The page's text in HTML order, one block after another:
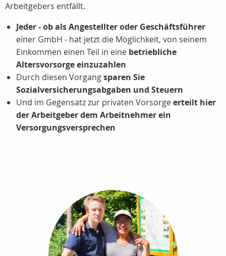
Arbeitgebers entfällt.
Jeder - ob als Angestellter oder Geschäftsführer
einer GmbH - hat jetzt die Möglichkeit, von seinem
Einkommen einen Teil in eine betriebliche
Altersvorsorge einzuzahlen
Durch diesen Vorgangsparen Sie
Sozialversicherungsabgaben und Steuern
Und im Gegensatz zur privaten Vorsorgeerteilt hier
der Arbeitgeber dem Arbeitnehmer ein
Versorgungsversprechen